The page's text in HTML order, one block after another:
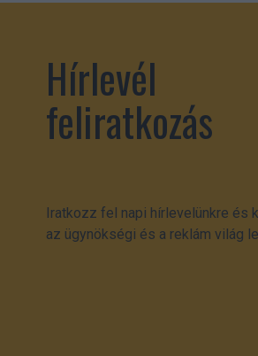
Hírlevél
feliratkozás
Iratkozz fel napi hírlevelünkre és
az ügynökségi és a reklám világ